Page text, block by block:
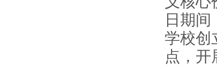
日期
学校创
点，开